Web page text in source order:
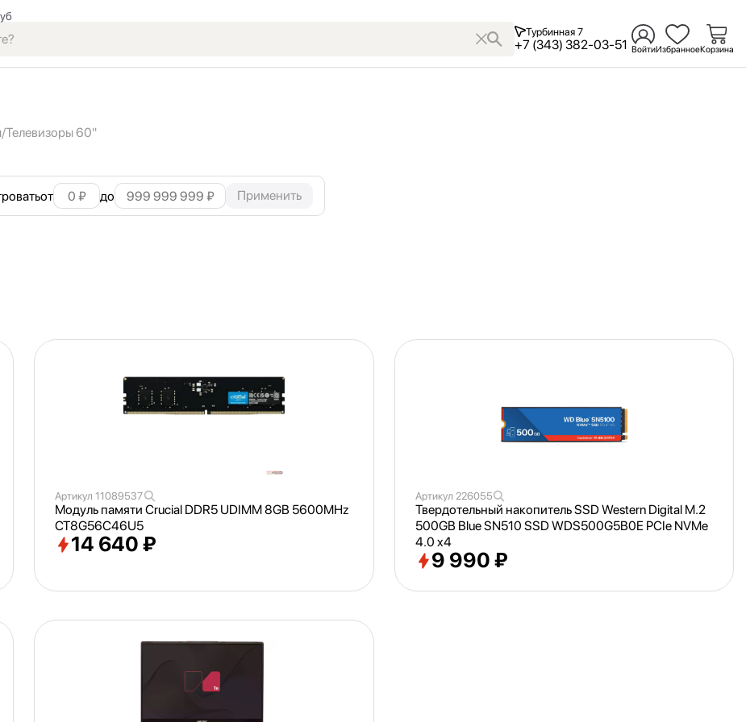
Турбинная 7
+7 (343) 382-03-51 ВойтиИзбранноеКорзина
Телевизоры 60"
от до Применить
Артикул11089537
Модуль памяти Crucial DDR5 UDIMM 8GB 5600MHz
CT8G56C46U5
14 640 ₽
Артикул 226055
Твердотельный накопитель SSD Western Digital M.2
500GB Blue SN510 SSD WDS500G5B0E PCIe NVMe
4.0 x4
9 990 ₽